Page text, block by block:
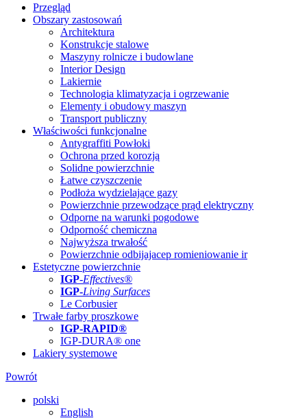
Przegląd
Obszary zastosowań
Architektura
Konstrukcje stalowe
Maszyny rolnicze i budowlane
Interior Design
Lakiernie
Technologia klimatyzacja i ogrzewanie
Elementy i obudowy maszyn
Transport publiczny
Właściwości funkcjonalne
Antygraffiti Powłoki
Ochrona przed korozją
Solidne powierzchnie
Łatwe czyszczenie
Podłoża wydzielające gazy
Powierzchnie przewodzące prąd elektryczny
Odporne na warunki pogodowe
Odporność chemiczna
Najwyższa trwałość
Powierzchnie odbijajacep romieniowanie ir
Estetyczne powierzchnie
IGP-Effectives®
IGP-Living Surfaces
Le Corbusier
Trwałe farby proszkowe
IGP-RAPID®
IGP-DURA® one
Lakiery systemowe
Powrót
polski
English